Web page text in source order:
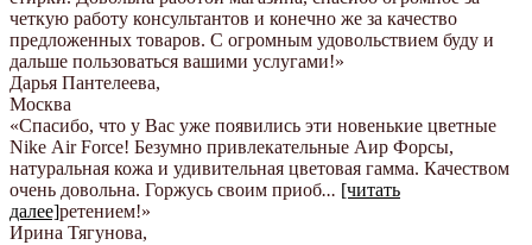
четкую работу консультантов и конечно же за качество
предложенных товаров. С огромным удовольствием буду и
дальше пользоваться вашими услугами!»
Дарья Пантелеева,
Москва
«Спасибо, что у Вас уже появились эти новенькие цветные
Nike Аir Force! Безумно привлекательные Аир Форсы,
натуральная кожа и удивительная цветовая гамма. Качеством
очень довольна. Горжусь своим приоб... [читать
далее]ретением!»
Ирина Тягунова,